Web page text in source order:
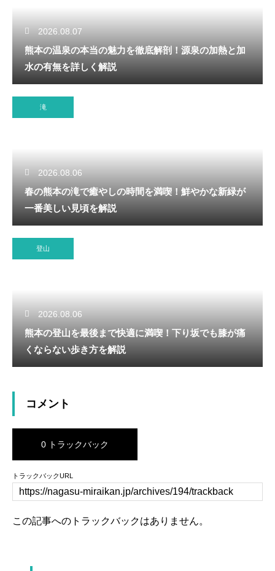
2026.08.07
熊本の温泉の本当の魅力を徹底解剖！源泉の加熱と加
水の有無を詳しく解説
滝
2026.08.06
春の熊本の滝で癒やしの時間を満喫！鮮やかな新緑が
一番美しい見頃を解説
登山
2026.08.06
熊本の登山を最後まで快適に満喫！下り坂でも膝が痛
くならない歩き方を解説
コメント
0 トラックバック
トラックバックURL
この記事へのトラックバックはありません。